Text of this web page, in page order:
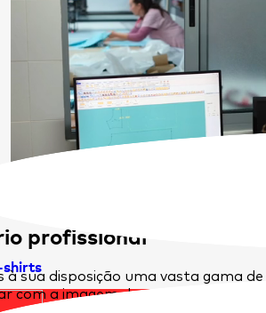
profissional
à sua disposição uma vasta gama
com a imagem da sua empresa.
shirts